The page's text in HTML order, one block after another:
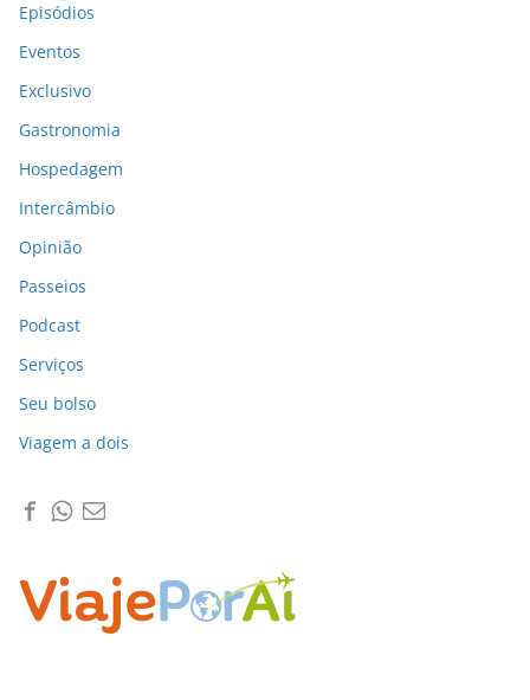
Episódios
Eventos
Exclusivo
Gastronomia
Hospedagem
Intercâmbio
Opinião
Passeios
Podcast
Serviços
Seu bolso
Viagem a dois